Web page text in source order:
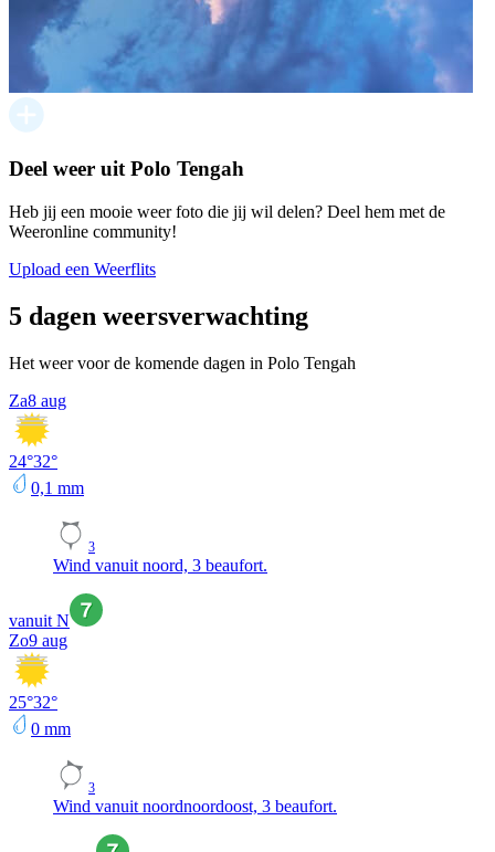
Deel weer uit Polo Tengah
Heb jij een mooie weer foto die jij wil delen? Deel hem met de
Weeronline community!
Upload een Weerflits
5 dagen weersverwachting
Het weer voor de komende dagen in Polo Tengah
Za8 aug
24°32°
0,1 mm
3
Wind vanuit noord, 3 beaufort.
vanuit N
Zo9 aug
25°32°
0 mm
3
Wind vanuit noordnoordoost, 3 beaufort.